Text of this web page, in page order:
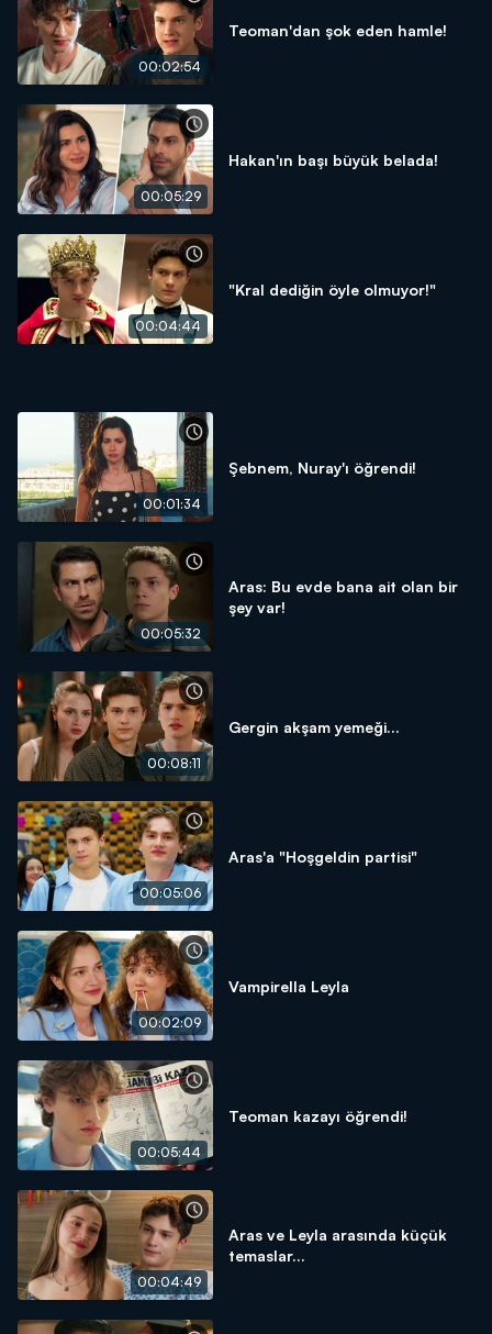
00:02:54
Teoman'dan şok eden hamle!
00:05:29
Hakan'ın başı büyük belada!
00:04:44
"Kral dediğin öyle olmuyor!"
00:01:34
Şebnem, Nuray'ı öğrendi!
00:05:32
Aras: Bu evde bana ait olan bir
şey var!
00:08:11
Gergin akşam yemeği...
00:05:06
Aras'a "Hoşgeldin partisi"
00:02:09
Vampirella Leyla
00:05:44
Teoman kazayı öğrendi!
00:04:49
Aras ve Leyla arasında küçük
temaslar...